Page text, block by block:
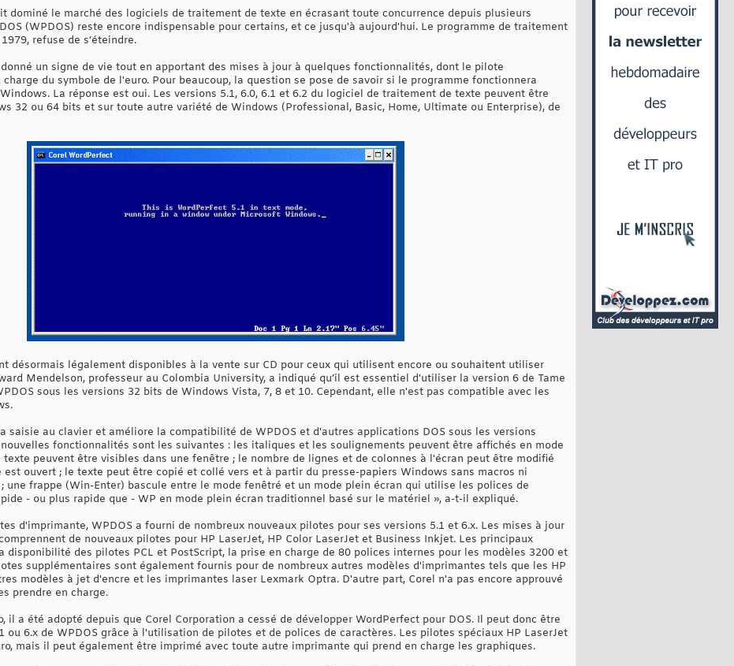
dominé le marché des logiciels de traitement de texte en écrasant toute concurrence depuis plusieurs
(WPDOS) reste encore indispensable pour certains, et ce jusqu'à aujourd'hui. Le programme de traitement
refuse de s’éteindre.
un signe de vie tout en apportant des mises à jour à quelques fonctionnalités, dont le pilote
du symbole de l'euro. Pour beaucoup, la question se pose de savoir si le programme fonctionnera
La réponse est oui. Les versions 5.1, 6.0, 6.1 et 6.2 du logiciel de traitement de texte peuvent être
32 ou 64 bits et sur toute autre variété de Windows (Professional, Basic, Home, Ultimate ou Enterprise), de
désormais légalement disponibles à la vente sur CD pour ceux qui utilisent encore ou souhaitent utiliser
Mendelson, professeur au Colombia University, a indiqué qu’il est essentiel d'utiliser la version 6 de Tame
sous les versions 32 bits de Windows Vista, 7, 8 et 10. Cependant, elle n'est pas compatible avec les
saisie au clavier et améliore la compatibilité de WPDOS et d'autres applications DOS sous les versions
fonctionnalités sont les suivantes : les italiques et les soulignements peuvent être affichés en mode
peuvent être visibles dans une fenêtre ; le nombre de lignes et de colonnes à l'écran peut être modifié
est ouvert ; le texte peut être copié et collé vers et à partir du presse-papiers Windows sans macros ni
une frappe (Win-Enter) bascule entre le mode fenêtré et un mode plein écran qui utilise les polices de
- ou plus rapide que - WP en mode plein écran traditionnel basé sur le matériel », a-t-il expliqué.
d'imprimante, WPDOS a fourni de nombreux nouveaux pilotes pour ses versions 5.1 et 6.x. Les mises à jour
de nouveaux pilotes pour HP LaserJet, HP Color LaserJet et Business Inkjet. Les principaux
disponibilité des pilotes PCL et PostScript, la prise en charge de 80 polices internes pour les modèles 3200 et
supplémentaires sont également fournis pour de nombreux autres modèles d'imprimantes tels que les HP
modèles à jet d'encre et les imprimantes laser Lexmark Optra. D'autre part, Corel n'a pas encore approuvé
prendre en charge.
il a été adopté depuis que Corel Corporation a cessé de développer WordPerfect pour DOS. Il peut donc être
ou 6.x de WPDOS grâce à l'utilisation de pilotes et de polices de caractères. Les pilotes spéciaux HP LaserJet
mais il peut également être imprimé avec toute autre imprimante qui prend en charge les graphiques.